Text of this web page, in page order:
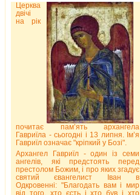
Церква
двічі
на рік
почитає пам’ять архангела
Гавриїла - сьогодні і 13 липня. Ім’я
Гавриїл означає "кріпкий у Бозі".
Архангел Гавриїл - один із семи
ангелів, які предстоять перед
престолом Божим, і про яких згадує
святий євангелист Іван в
Одкровенні: "Благодать вам і мир
від того, хто єсть і хто був і хто